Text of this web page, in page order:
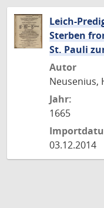
Leich-
Sterben
St. Pauli
Autor
Neusenius,
Jahr:
1665
03.12.2014